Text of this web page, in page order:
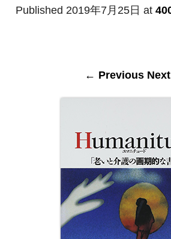
Published 2019年7月25日 at
← Previous